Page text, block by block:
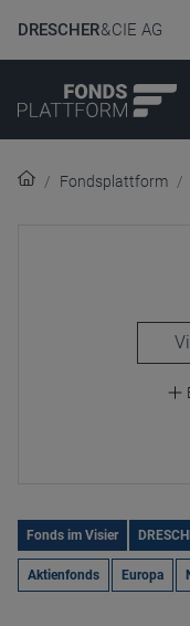
DRESCHER& CIE AG
Fondsplattform
Fonds im Visier
Aktienfonds Europa